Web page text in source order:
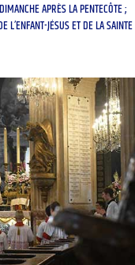
APRÈS LA PENTECÔTE ;
L’ENFANT-JÉSUS ET DE LA SAINTE